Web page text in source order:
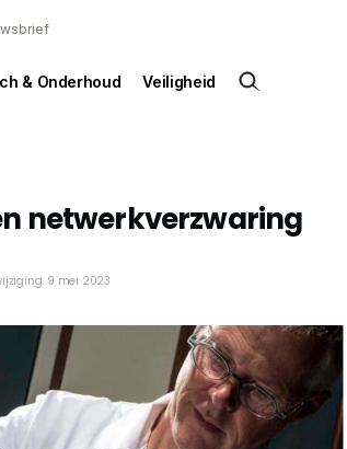
& Onderhoud Veiligheid
netwerkverzwaring
9 mei 2023